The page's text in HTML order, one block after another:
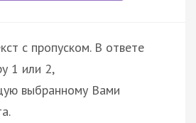
с пропуском. В ответе
1 или 2,
выбранному Вами